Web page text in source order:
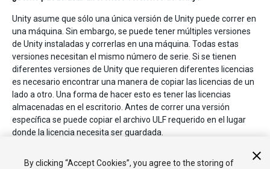
Unity asume que sólo una única versión de Unity puede correr en
una máquina. Sin embargo, se puede tener múltiples versiones
de Unity instaladas y correrlas en una máquina. Todas estas
versiones necesitan el mismo número de serie. Si se tienen
diferentes versiones de Unity que requieren diferentes licencias
es necesario encontrar una manera de copiar las licencias de un
lado a otro. Una forma de hacer esto es tener las licencias
almacenadas en el escritorio. Antes de correr una versión
específica se puede copiar el archivo ULF requerido en el lugar
donde la licencia necesita ser guardada.
support@unity3d.com.
By clicking “Accept Cookies”, you agree to the storing of